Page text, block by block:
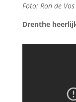
Foto: Ron de Vos
Drenthe